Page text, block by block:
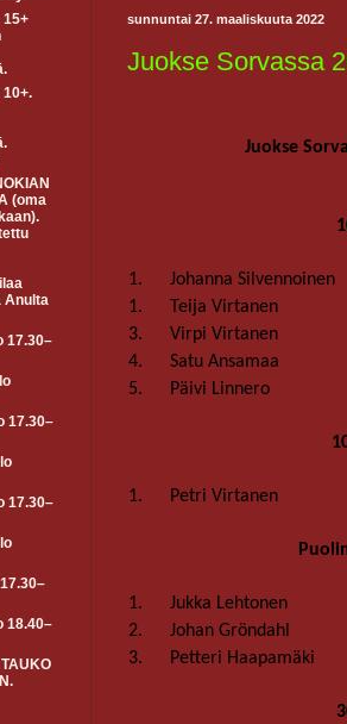
sunnuntai 27. maaliskuuta 2022
Juokse Sorvassa
Juokse
1. Johanna Silvennoinen
1.
Teija Virtanen
3.
Virpi Virtanen
4.
Satu Ansamaa
5.
Päivi Linnero
1. Petri Virtanen
1. Jukka Lehtonen
2.
Johan Gröndahl
3.
Petteri Haapamäki
15+
10+.
(oma
Anulta
17.30–
17.30–
17.30–
18.40–